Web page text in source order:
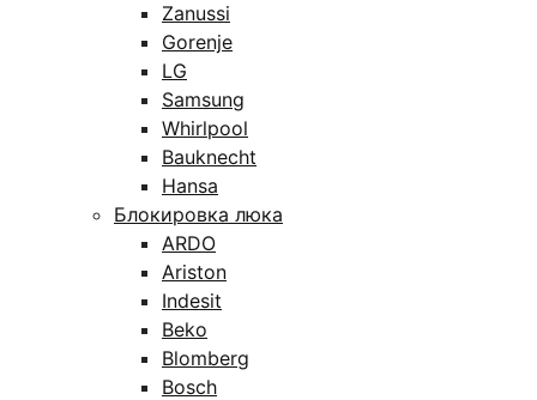
Zanussi
Gorenje
LG
Samsung
Whirlpool
Bauknecht
Hansa
Блокировка люка
ARDO
Ariston
Indesit
Beko
Blomberg
Bosch